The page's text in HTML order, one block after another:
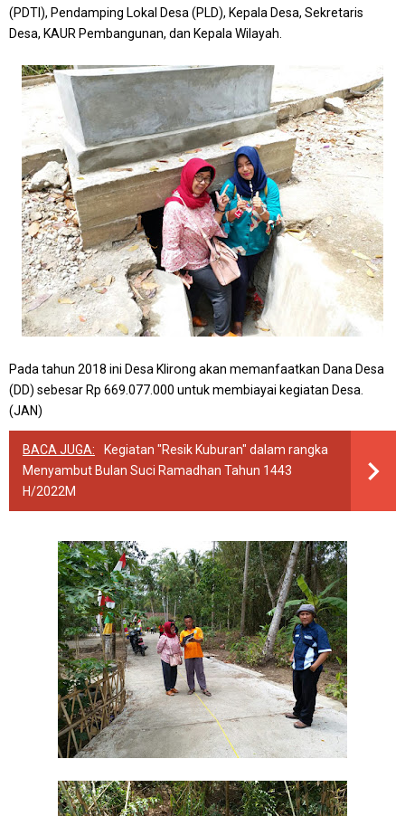
(PDTI), Pendamping Lokal Desa (PLD), Kepala Desa, Sekretaris
Desa, KAUR Pembangunan, dan Kepala Wilayah.
Pada tahun 2018 ini Desa Klirong akan memanfaatkan Dana Desa
(DD) sebesar Rp 669.077.000 untuk membiayai kegiatan Desa.
(JAN)
BACA JUGA:
Kegiatan "Resik Kuburan" dalam rangka
Menyambut Bulan Suci Ramadhan Tahun 1443
H/2022M